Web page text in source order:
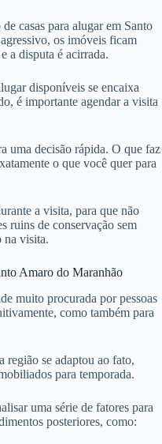
casas para alugar em Santo
os imóveis ficam
a disputa é acirrada.
disponíveis se encaixa
é importante agendar a visita
uma decisão rápida. O que faz
o que você quer para
a visita, para que não
ruins de conservação sem
na visita.
Amaro do Maranhão
muito procurada por pessoas
como também para
se adaptou ao fato,
para temporada.
uma série de fatores para
posteriores, como: